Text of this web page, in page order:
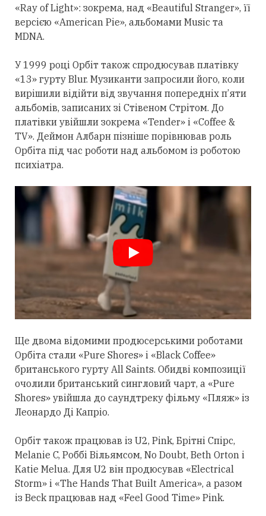
«Ray of Light»: зокрема, над «Beautiful Stranger», її
версією «American Pie», альбомами Music та
MDNA.
У 1999 році Орбіт також спродюсував платівку
«13» гурту Blur. Музиканти запросили його, коли
вирішили відійти від звучання попередніх п’яти
альбомів, записаних зі Стівеном Стрітом. До
платівки увійшли зокрема «Tender» і «Coffee &
TV». Деймон Албарн пізніше порівнював роль
Орбіта під час роботи над альбомом із роботою
психіатра.
Ще двома відомими продюсерськими роботами
Орбіта стали «Pure Shores» і «Black Coffee»
британського гурту All Saints. Обидві композиції
очолили британський сингловий чарт, а «Pure
Shores» увійшла до саундтреку фільму «Пляж» із
Леонардо Ді Капріо.
Орбіт також працював із U2, Pink, Брітні Спірс,
Melanie C, Роббі Вільямсом, No Doubt, Beth Orton і
Katie Melua. Для U2 він продюсував «Electrical
Storm» і «The Hands That Built America», а разом
із Beck працював над «Feel Good Time» Pink.